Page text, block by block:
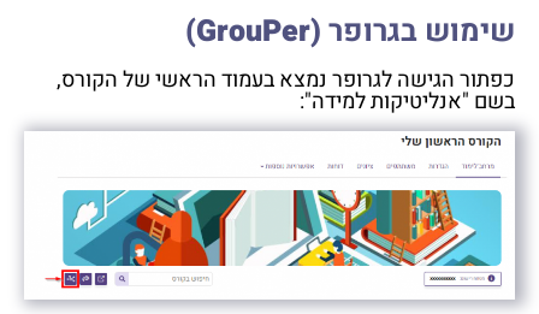
שימוש בגרופר(GrouPer)
כפתור הגישה לגרופר נמצא בעמוד הראשי של הקורס,
בשם "אנליטיקות למידה":